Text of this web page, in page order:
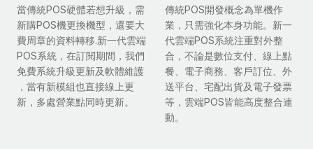
當傳統POS硬體若想升級，需
新購POS機更換機型，還要大
費周章的資料轉移.新一代雲端
POS系統，在訂閱期間，我們
免費系統升級更新及軟體維護
，當有新模組也直接線上更
新，多處營業點同時更新。
傳統POS開發概念為單機作
業，只需強化本身功能。新一
代雲端POS系統注重對外整
合，不論是數位支付、線上點
餐、電子商務、客戶訂位、外
送平台、宅配出貨及電子發票
等，雲端POS皆能高度整合連
動。